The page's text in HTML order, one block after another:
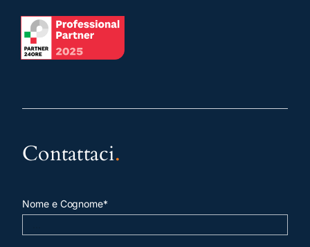
Contattaci.
Nome e Cognome*